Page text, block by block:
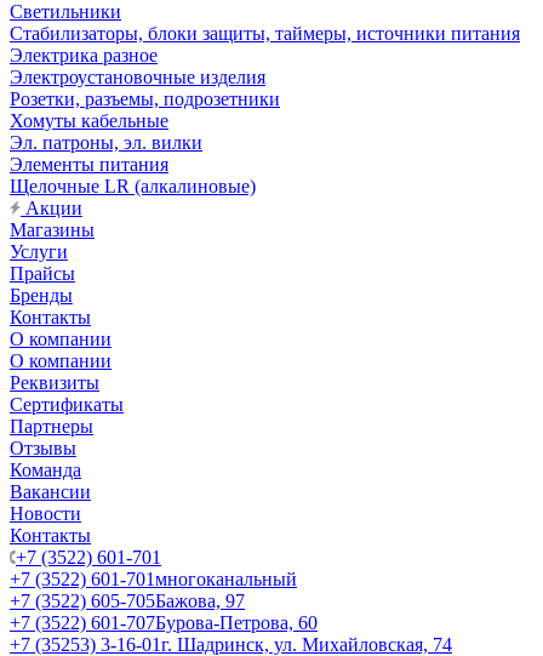
Светильники
Стабилизаторы, блоки защиты, таймеры, источники питания
Электрика разное
Электроустановочные изделия
Розетки, разъемы, подрозетники
Хомуты кабельные
Эл. патроны, эл. вилки
Элементы питания
Щелочные LR (алкалиновые)
Акции
Магазины
Услуги
Прайсы
Бренды
Контакты
О компании
О компании
Реквизиты
Сертификаты
Партнеры
Отзывы
Команда
Вакансии
Новости
Контакты
+7 (3522) 601-701
+7 (3522) 601-701многоканальный
+7 (3522) 605-705Бажова, 97
+7 (3522) 601-707Бурова-Петрова, 60
+7 (35253) 3-16-01г. Шадринск, ул. Михайловская, 74